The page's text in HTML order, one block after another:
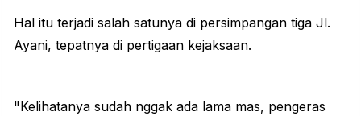
Hal itu terjadi salah satunya di persimpangan tiga Jl.
Ayani, tepatnya di pertigaan kejaksaan.
"Kelihatanya sudah nggak ada lama mas, pengeras